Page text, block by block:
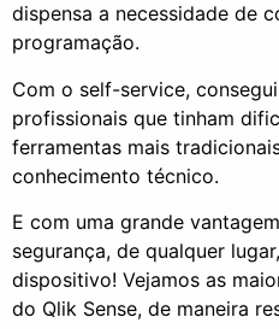
dispensa a necessidade de
programação.
Com o self-service,
profissionais que tinham
ferramentas mais
conhecimento técnico.
E com uma grande
segurança, de qualquer
dispositivo! Vejamos as
do Qlik Sense, de maneira